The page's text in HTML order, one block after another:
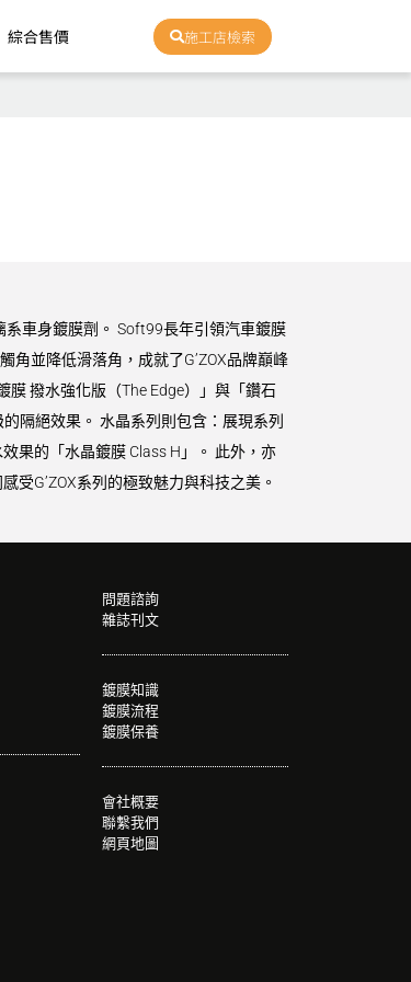
綜合售價 施工店檢索
系車身鍍膜劑。 Soft99長年引領汽車鍍膜
並降低滑落角，成就了G’ZOX品牌巔峰
撥水強化版（The Edge）」與「鑽石
隔絕效果。 水晶系列則包含：展現系列
果的「水晶鍍膜 Class H」。 此外，亦
G’ZOX系列的極致魅力與科技之美。
問題諮詢
雜誌刊文
鍍膜知識
鍍膜流程
鍍膜保養
會社概要
聯繫我們
網頁地圖